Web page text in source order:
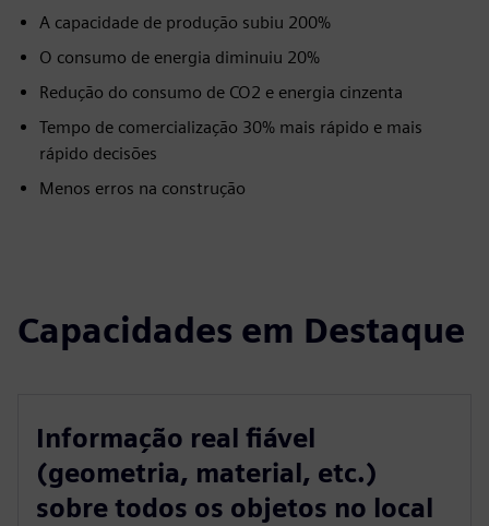
A capacidade de produção subiu 200%
O consumo de energia diminuiu 20%
Redução do consumo de CO2 e energia cinzenta
Tempo de comercialização 30% mais rápido e mais
rápido decisões
Menos erros na construção
Capacidades em Destaque
Informação real fiável
(geometria, material, etc.)
sobre todos os objetos no local